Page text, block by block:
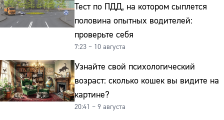
Тест по ПДД, на котором сыплется
половина опытных водителей:
проверьте себя
7:23 – 10 августа
Узнайте свой психологический
возраст: сколько кошек вы видите на
картине?
20:41 – 9 августа